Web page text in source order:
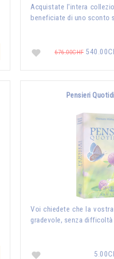
Acquistate l'intera
beneficiate di uno sconto
676.00CHF
Pensieri
Voi chiedete che la
gradevole, senza